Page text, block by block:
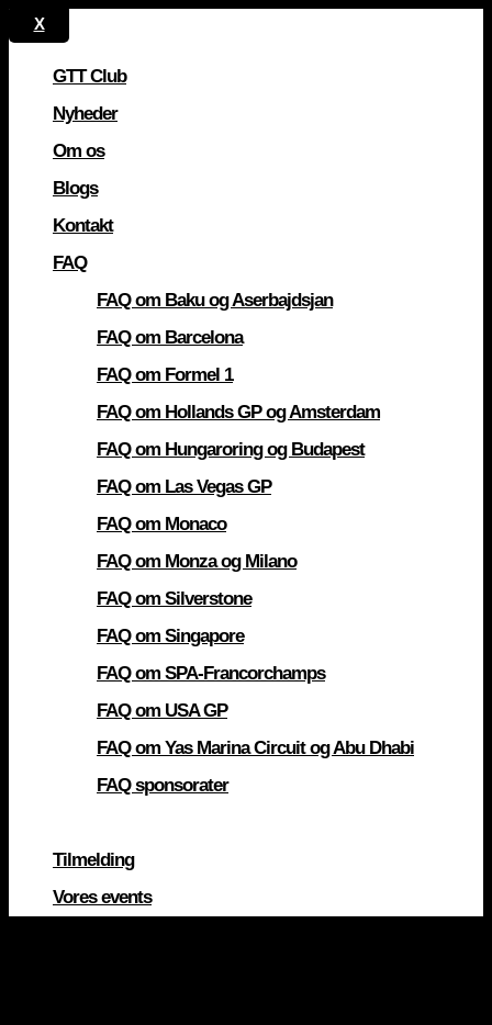
GTT Club
Nyheder
Om os
Blogs
Kontakt
FAQ
FAQ om Baku og Aserbajdsjan
FAQ om Barcelona
FAQ om Formel 1
FAQ om Hollands GP og Amsterdam
FAQ om Hungaroring og Budapest
FAQ om Las Vegas GP
FAQ om Monaco
FAQ om Monza og Milano
FAQ om Silverstone
FAQ om Singapore
FAQ om SPA-Francorchamps
FAQ om USA GP
FAQ om Yas Marina Circuit og Abu Dhabi
FAQ sponsorater
Tilmelding
Vores events